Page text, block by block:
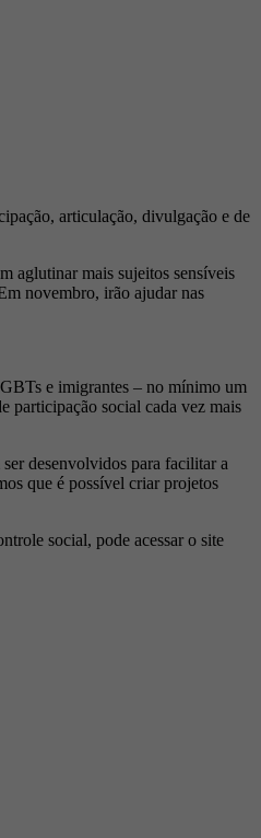
articulação, divulgação e de
aglutinar mais sujeitos sensíveis
novembro, irão ajudar nas
e imigrantes – no mínimo um
participação social cada vez mais
desenvolvidos para facilitar a
que é possível criar projetos
social, pode acessar o site